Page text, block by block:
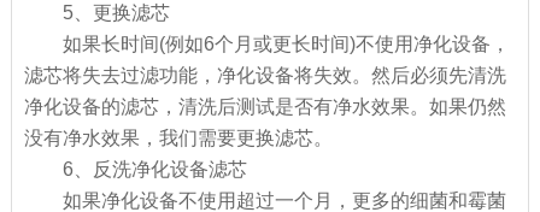
5、更换滤芯
如果长时间(例如6个月或更长时间)不使用净化设备，
滤芯将失去过滤功能，净化设备将失效。然后必须先清洗
净化设备的滤芯，清洗后测试是否有净水效果。如果仍然
没有净水效果，我们需要更换滤芯。
6、反洗净化设备滤芯
如果净化设备不使用超过一个月，更多的细菌和霉菌